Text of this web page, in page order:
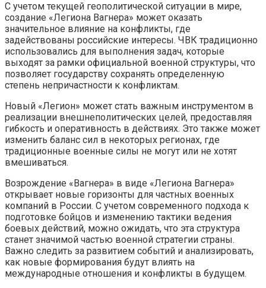
С учетом текущей геополитической ситуации в мире,
создание «Легиона Вагнера» может оказать
значительное влияние на конфликты, где
задействованы российские интересы. ЧВК традиционно
использовались для выполнения задач, которые
выходят за рамки официальной военной структуры, что
позволяет государству сохранять определенную
степень непричастности к конфликтам.
Новый «Легион» может стать важным инструментом в
реализации внешнеполитических целей, предоставляя
гибкость и оперативность в действиях. Это также может
изменить баланс сил в некоторых регионах, где
традиционные военные силы не могут или не хотят
вмешиваться.
Возрождение «Вагнера» в виде «Легиона Вагнера»
открывает новые горизонты для частных военных
компаний в России. С учетом современного подхода к
подготовке бойцов и изменению тактики ведения
боевых действий, можно ожидать, что эта структура
станет значимой частью военной стратегии страны.
Важно следить за развитием событий и анализировать,
как новые формирования будут влиять на
международные отношения и конфликты в будущем.